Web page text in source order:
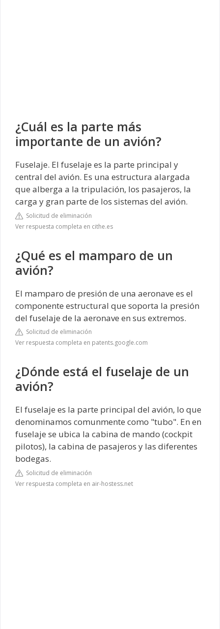
¿Cuál es la parte más
importante de un avión?
Fuselaje. El fuselaje es la parte principal y
central del avión. Es una estructura alargada
que alberga a la tripulación, los pasajeros, la
carga y gran parte de los sistemas del avión.
Solicitud de eliminación
Ver respuesta completa en cithe.es
¿Qué es el mamparo de un
avión?
El mamparo de presión de una aeronave es el
componente estructural que soporta Ia presión
del fuselaje de Ia aeronave en sus extremos.
Solicitud de eliminación
Ver respuesta completa en patents.google.com
¿Dónde está el fuselaje de un
avión?
El fuselaje es la parte principal del avión, lo que
denominamos comunmente como "tubo". En en
fuselaje se ubica la cabina de mando (cockpit
pilotos), la cabina de pasajeros y las diferentes
bodegas.
Solicitud de eliminación
Ver respuesta completa en air-hostess.net